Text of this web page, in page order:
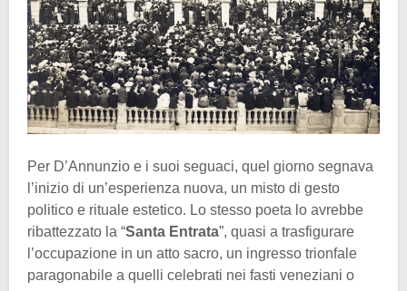
Per D’Annunzio e i suoi seguaci, quel giorno segnava
l’inizio di un’esperienza nuova, un misto di gesto
politico e rituale estetico. Lo stesso poeta lo avrebbe
ribattezzato la “Santa Entrata”, quasi a trasfigurare
l’occupazione in un atto sacro, un ingresso trionfale
paragonabile a quelli celebrati nei fasti veneziani o